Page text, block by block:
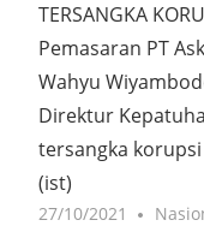
TERSANGKA
Pemasaran PT
Wahyu
Direktur
tersangka
(ist)
27/10/2021